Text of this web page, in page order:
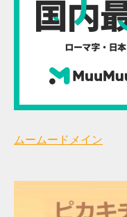
ムームードメイン